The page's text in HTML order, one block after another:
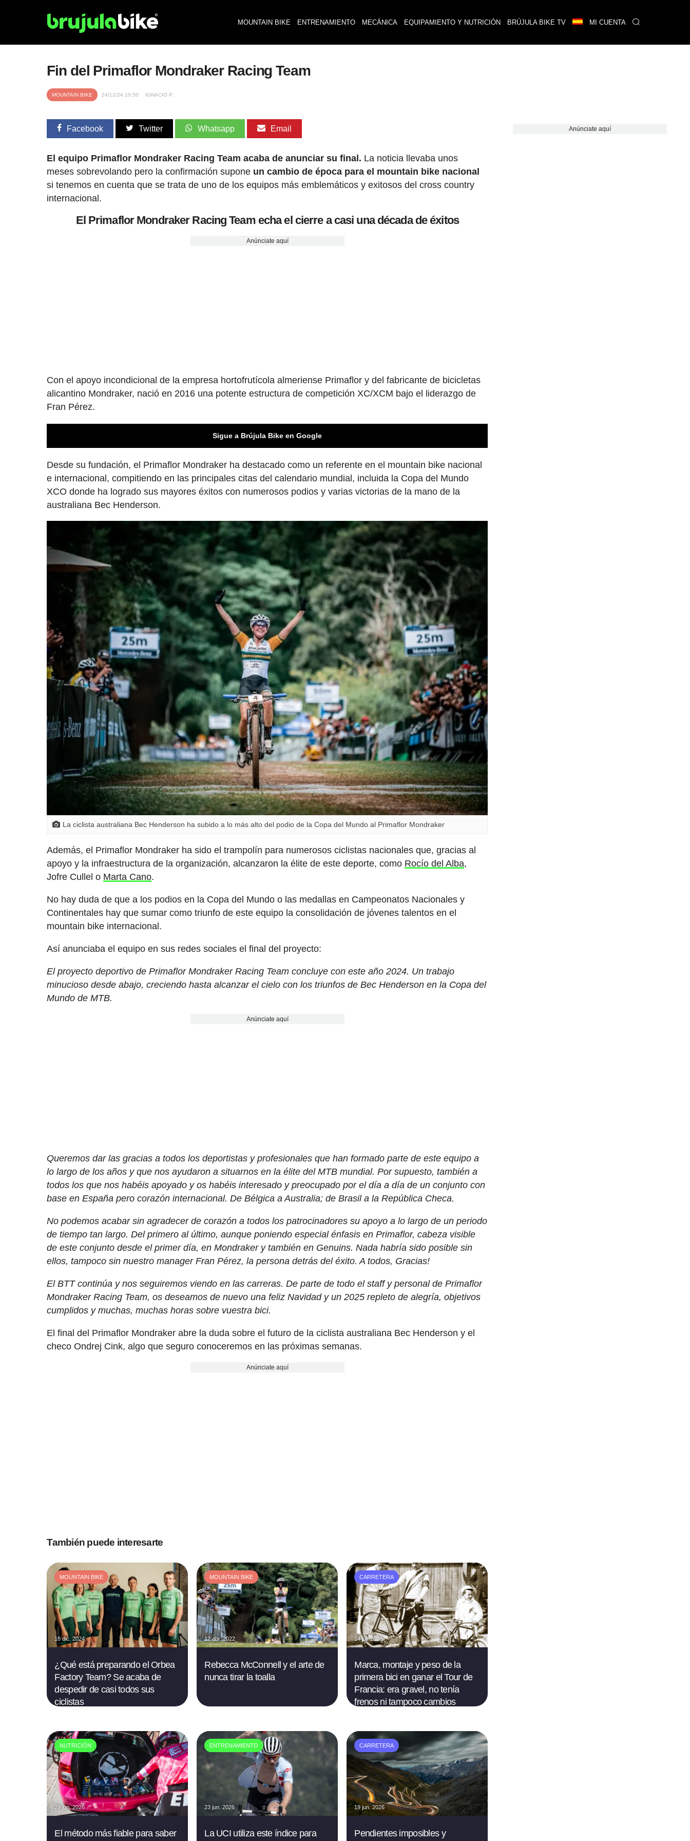
MOUNTAIN BIKE ENTRENAMIENTO MECÁNICA EQUIPAMIENTO Y NUTRICIÓN BRÚJULA BIKE TV MI CUENTA
Fin del Primaflor Mondraker Racing Team
MOUNTAIN BIKE 24/12/24 10:50 IGNACIO P.
Facebook Twitter Whatsapp Email
El equipo Primaflor Mondraker Racing Team acaba de anunciar su final. La noticia llevaba unos
meses sobrevolando pero la confirmación supone un cambio de época para el mountain bike nacional
si tenemos en cuenta que se trata de uno de los equipos más emblemáticos y exitosos del cross country
internacional.
El Primaflor Mondraker Racing Team echa el cierre a casi una década de éxitos
Anúnciate aquí
Con el apoyo incondicional de la empresa hortofrutícola almeriense Primaflor y del fabricante de bicicletas
alicantino Mondraker, nació en 2016 una potente estructura de competición XC/XCM bajo el liderazgo de
Fran Pérez.
Sigue a Brújula Bike en Google
Desde su fundación, el Primaflor Mondraker ha destacado como un referente en el mountain bike nacional
e internacional, compitiendo en las principales citas del calendario mundial, incluida la Copa del Mundo
XCO donde ha logrado sus mayores éxitos con numerosos podios y varias victorias de la mano de la
australiana Bec Henderson.
La ciclista australiana Bec Henderson ha subido a lo más alto del podio de la Copa del Mundo al Primaflor Mondraker
Además, el Primaflor Mondraker ha sido el trampolín para numerosos ciclistas nacionales que, gracias al
apoyo y la infraestructura de la organización, alcanzaron la élite de este deporte, como Rocío del Alba,
Jofre Cullel o Marta Cano.
No hay duda de que a los podios en la Copa del Mundo o las medallas en Campeonatos Nacionales y
Continentales hay que sumar como triunfo de este equipo la consolidación de jóvenes talentos en el
mountain bike internacional.
Así anunciaba el equipo en sus redes sociales el final del proyecto:
El proyecto deportivo de Primaflor Mondraker Racing Team concluye con este año 2024. Un trabajo
minucioso desde abajo, creciendo hasta alcanzar el cielo con los triunfos de Bec Henderson en la Copa del
Mundo de MTB.
Anúnciate aquí
Queremos dar las gracias a todos los deportistas y profesionales que han formado parte de este equipo a
lo largo de los años y que nos ayudaron a situarnos en la élite del MTB mundial. Por supuesto, también a
todos los que nos habéis apoyado y os habéis interesado y preocupado por el día a día de un conjunto con
base en España pero corazón internacional. De Bélgica a Australia; de Brasil a la República Checa.
No podemos acabar sin agradecer de corazón a todos los patrocinadores su apoyo a lo largo de un periodo
de tiempo tan largo. Del primero al último, aunque poniendo especial énfasis en Primaflor, cabeza visible
de este conjunto desde el primer día, en Mondraker y también en Genuins. Nada habría sido posible sin
ellos, tampoco sin nuestro manager Fran Pérez, la persona detrás del éxito. A todos, Gracias!
El BTT continúa y nos seguiremos viendo en las carreras. De parte de todo el staff y personal de Primaflor
Mondraker Racing Team, os deseamos de nuevo una feliz Navidad y un 2025 repleto de alegría, objetivos
cumplidos y muchas, muchas horas sobre vuestra bici.
El final del Primaflor Mondraker abre la duda sobre el futuro de la ciclista australiana Bec Henderson y el
checo Ondrej Cink, algo que seguro conoceremos en las próximas semanas.
Anúnciate aquí
También puede interesarte
MOUNTAIN BIKE
18 dic. 2024
¿Qué está preparando el Orbea
Factory Team? Se acaba de
despedir de casi todos sus
ciclistas
MOUNTAIN BIKE
12 abr. 2022
Rebecca McConnell y el arte de
nunca tirar la toalla
CARRETERA
14 jul. 2026
Marca, montaje y peso de la
primera bici en ganar el Tour de
Francia: era gravel, no tenía
frenos ni tampoco cambios
NUTRICIÓN
29 jun. 2026
El método más fiable para saber
ENTRENAMIENTO
23 jun. 2026
La UCI utiliza este índice para
CARRETERA
19 jun. 2026
Pendientes imposibles y
Anúnciate aquí